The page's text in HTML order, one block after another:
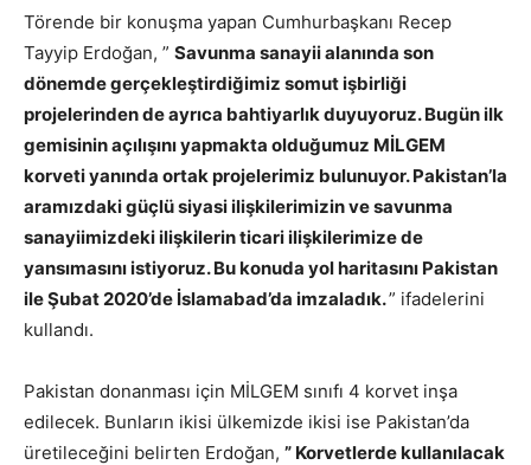
Törende bir konuşma yapan Cumhurbaşkanı Recep
Tayyip Erdoğan, ” Savunma sanayii alanında son
dönemde gerçekleştirdiğimiz somut işbirliği
projelerinden de ayrıca bahtiyarlık duyuyoruz. Bugün ilk
gemisinin açılışını yapmakta olduğumuz MİLGEM
korveti yanında ortak projelerimiz bulunuyor. Pakistan’la
aramızdaki güçlü siyasi ilişkilerimizin ve savunma
sanayiimizdeki ilişkilerin ticari ilişkilerimize de
yansımasını istiyoruz. Bu konuda yol haritasını Pakistan
ile Şubat 2020’de İslamabad’da imzaladık.” ifadelerini
kullandı.
Pakistan donanması için MİLGEM sınıfı 4 korvet inşa
edilecek. Bunların ikisi ülkemizde ikisi ise Pakistan’da
üretileceğini belirten Erdoğan, ” Korvetlerde kullanılacak